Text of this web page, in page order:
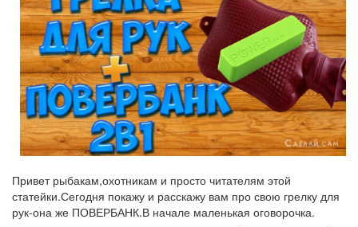
Привет рыбакам,охотникам и просто читателям этой
статейки.Сегодня покажу и расскажу вам про свою грелку для
рук-она же ПОВЕРБАНК.В начале маленькая оговорочка.